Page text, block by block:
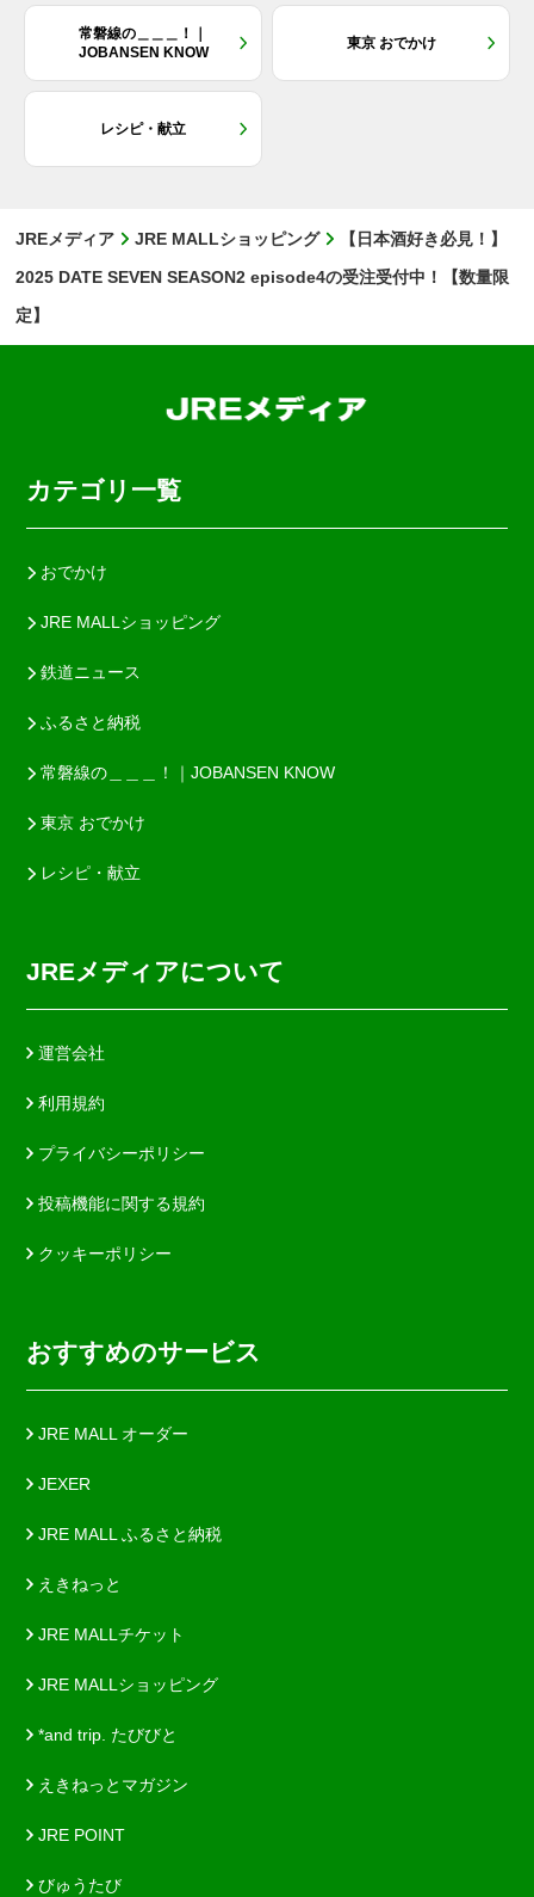
常磐線の＿＿＿！｜
JOBANSEN KNOW
東京 おでかけ
レシピ・献立
JREメディア JRE MALLショッピング
【日本酒好き必見！】
2025 DATE SEVEN SEASON2 episode4の受注受付中！【数量限
定】
カテゴリ一覧
おでかけ
JRE MALLショッピング
鉄道ニュース
ふるさと納税
常磐線の＿＿＿！｜JOBANSEN KNOW
東京 おでかけ
レシピ・献立
JREメディアについて
運営会社
利用規約
プライバシーポリシー
投稿機能に関する規約
クッキーポリシー
おすすめのサービス
JRE MALL オーダー
JEXER
JRE MALL ふるさと納税
えきねっと
JRE MALLチケット
JRE MALLショッピング
*and trip. たびびと
えきねっとマガジン
JRE POINT
びゅうたび